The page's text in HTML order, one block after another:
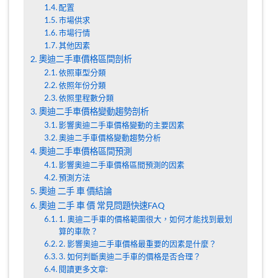
配置
市場供求
市場行情
其他因素
奧迪二手車價格區間剖析
依照車型分類
依照年份分類
依照里程數分類
奧迪二手車價格變動趨勢剖析
影響奧迪二手車價格變動的主要因素
奧迪二手車價格變動趨勢分析
奧迪二手車價格區間預測
影響奧迪二手車價格區間預測的因素
預測方法
奧迪 二手 車 價結論
奧迪 二手 車 價 常見問題快速FAQ
1. 奧迪二手車的價格範圍很大，如何才能找到最划
算的車款？
2. 影響奧迪二手車價格最重要的因素是什麼？
3. 如何判斷奧迪二手車的價格是否合理？
閱讀更多文章: